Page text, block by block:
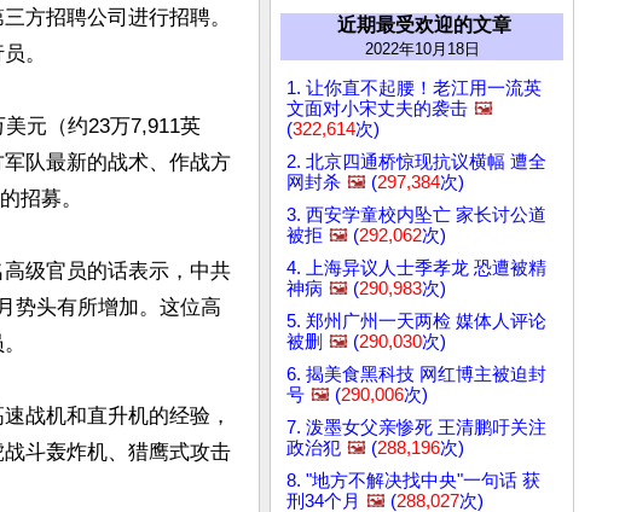
方招聘公司进行招聘。
。
元（约23万7,911英
队最新的战术、作战方
招募。
级官员的话表示，中共
势头有所增加。这位高
战机和直升机的经验，
斗轰炸机、猎鹰式攻击
近期最受欢迎的文章
2022年10月18日
1. 让你直不起腰！老江用一流英
文面对小宋丈夫的袭击 🖼️
(322,614次)
2. 北京四通桥惊现抗议横幅 遭全
网封杀 🖼️ (297,384次)
3. 西安学童校内坠亡 家长讨公道
被拒 🖼️ (292,062次)
4. 上海异议人士季孝龙 恐遭被精
神病 🖼️ (290,983次)
5. 郑州广州一天两检 媒体人评论
被删 🖼️ (290,030次)
6. 揭美食黑科技 网红博主被迫封
号 🖼️ (290,006次)
7. 泼墨女父亲惨死 王清鹏吁关注
政治犯 🖼️ (288,196次)
8. "地方不解决找中央"一句话 获
刑34个月 🖼️ (288,027次)